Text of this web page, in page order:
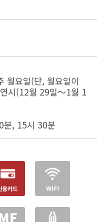
월요일(단, 월요일이
시(12월 29일～1월 1
분, 15시 30분